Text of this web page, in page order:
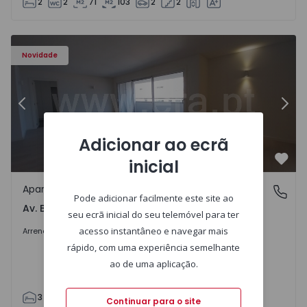
Novidade
Apartamento T3 Porto, Av. Boavista - 1575472 - 5
Anterior
Av. Boavista, Porto
Apartamento
Av. Boavista, Porto
Arrendar 2.300 €/mês
3 142 2 4
Adicionar ao ecrã
inicial
Pode adicionar facilmente este site ao
seu ecrã inicial do seu telemóvel para ter
acesso instantâneo e navegar mais
rápido, com uma experiência semelhante
ao de uma aplicação.
Continuar para o site